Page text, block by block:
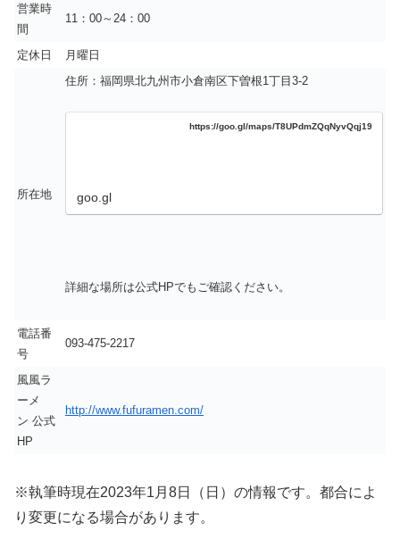
営業時
間
11：00～24：00
定休日 月曜日
所在地
住所：福岡県北九州市小倉南区下曽根1丁目3-2
https://goo.gl/maps/T8UPdmZQqNyvQqj19
goo.gl
詳細な場所は公式HPでもご確認ください。
電話番
号
093-475-2217
風風ラ
ーメ
ン 公式
HP
http://www.fufuramen.com/
※執筆時現在2023年1月8日（日）の情報です。都合によ
り変更になる場合があります。